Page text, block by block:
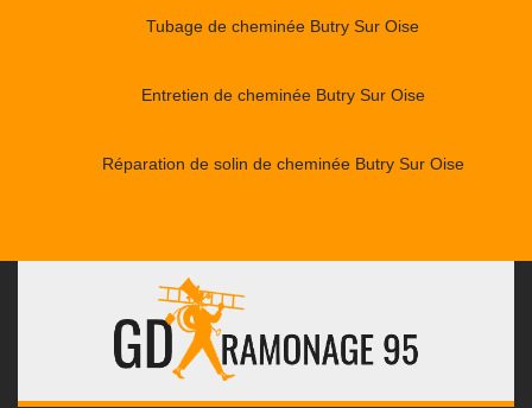
Tubage de cheminée Butry Sur Oise
Entretien de cheminée Butry Sur Oise
Réparation de solin de cheminée Butry Sur Oise